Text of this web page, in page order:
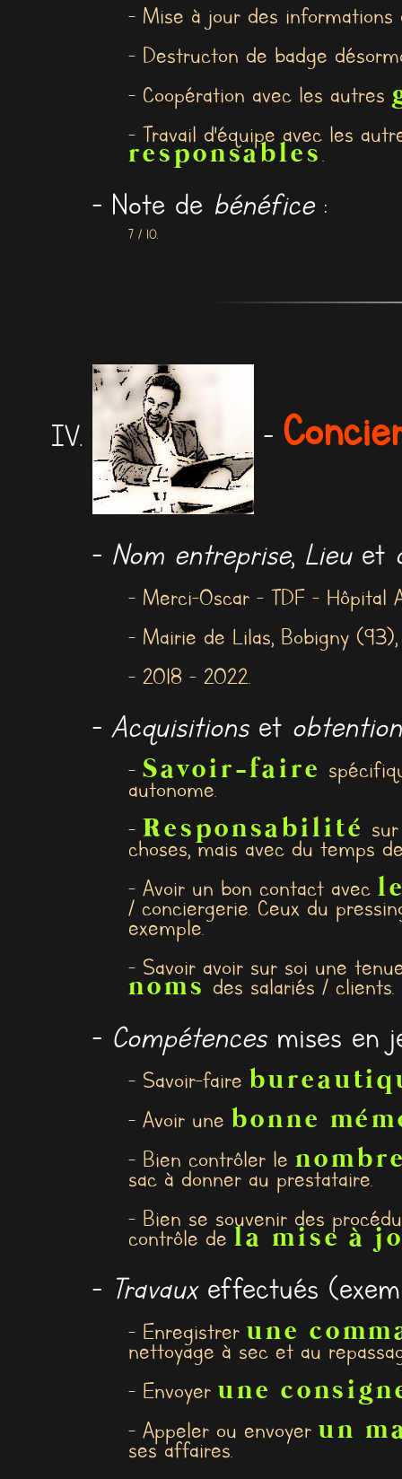
- Mise à jour des informations
- Destructon de badge
- Coopération avec les autres
- Travail d'équipe avec les
responsables.
- Note de bénéfice:
7 / 10.
-
- Nom entreprise, Lieuet
- Merci-Oscar - TDF - Hôpital
- Mairie de Lilas, Bobigny (93),
- 2018 - 2022.
- Acquisitionset
- Savoir-faire
autonome.
- Responsabilité
choses, mais avec du temps
- Avoir un bon contact avec
/ conciergerie. Ceux du
exemple.
- Savoir avoir sur soi une
noms des salariés / clients.
- Compétencesmises en
- Savoir-faire
- Avoir une bonne
- Bien contrôler le
sac à donner au prestataire.
- Bien se souvenir des
contrôle de la mise à
- Travauxeffectués
- Enregistrer une
nettoyage à sec et au
- Envoyer une
- Appeler ou envoyer un
ses affaires.